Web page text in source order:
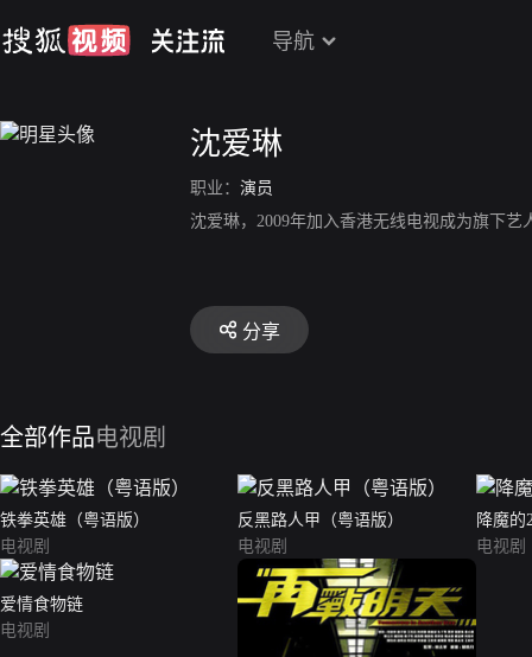
导航
沈爱琳
职业： 演员
沈爱琳，2009年加入香港无线电视成为旗下
分享
全部作品电视剧
铁拳英雄（粤语版）
电视剧
反黑路人甲（粤语版）
电视剧
降魔的
电视剧
爱情食物链
电视剧